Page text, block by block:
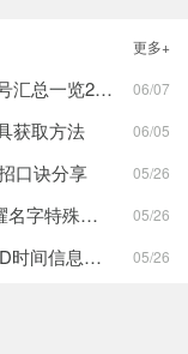
更多+
王者荣耀特殊符号有哪些 可复制特殊符号汇总一览2025 06/07
获取方法 06/05
口诀分享 05/26
王者荣耀名字特殊符号有哪些？王者荣耀名字特殊符号大全一览可复制 05/26
退战队后CD剩余时间怎么看 退战队后CD时间信息介绍 05/26